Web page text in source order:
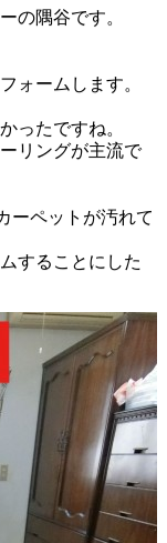
の隅谷です。
ォームします。
ったですね。
リングが主流で
ーペットが汚れて
することにした